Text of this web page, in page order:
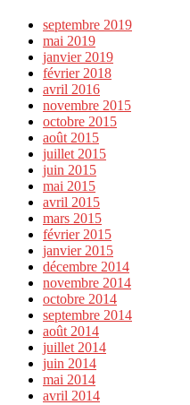
septembre 2019
mai 2019
janvier 2019
février 2018
avril 2016
novembre 2015
octobre 2015
août 2015
juillet 2015
juin 2015
mai 2015
avril 2015
mars 2015
février 2015
janvier 2015
décembre 2014
novembre 2014
octobre 2014
septembre 2014
août 2014
juillet 2014
juin 2014
mai 2014
avril 2014